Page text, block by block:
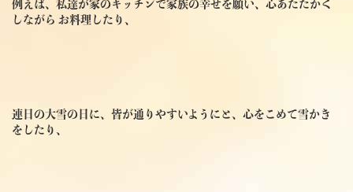
例えば、私達が家のキッチンで家族の幸せを願い、心あたたかく
しながら お料理したり、
連日の大雪の日に、皆が通りやすいようにと、心をこめて雪かき
をしたり、